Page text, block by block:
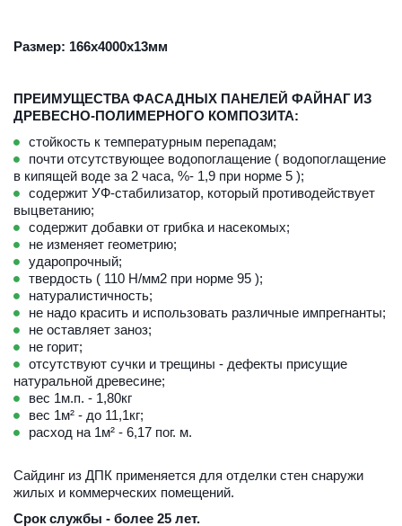
Размер: 166х4000х13мм
ПРЕИМУЩЕСТВА ФАСАДНЫХ ПАНЕЛЕЙ ФАЙНАГ ИЗ
ДРЕВЕСНО-ПОЛИМЕРНОГО КОМПОЗИТА:
стойкость к температурным перепадам;
почти отсутствующее водопоглащение ( водопоглащение
в кипящей воде за 2 часа, %- 1,9 при норме 5 );
содержит УФ-стабилизатор, который противодействует
выцветанию;
содержит добавки от грибка и насекомых;
не изменяет геометрию;
ударопрочный;
твердость ( 110 Н/мм2 при норме 95 );
натуралистичность;
не надо красить и использовать различные импрегнанты;
не оставляет заноз;
не горит;
отсутствуют сучки и трещины - дефекты присущие
натуральной древесине;
вес 1м.п. - 1,80кг
вес 1м² - до 11,1кг;
расход на 1м² - 6,17 пог. м.
Сайдинг из ДПК применяется для отделки стен снаружи
жилых и коммерческих помещений.
Срок службы - более 25 лет.